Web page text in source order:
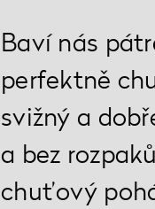
Baví nás
perfektně
svižný a
a bez
chuťový